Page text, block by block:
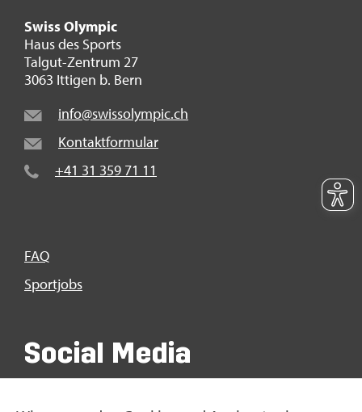
Swiss Olym­pic
Haus des Sports
Tal­gut-Zen­trum 27
3063 It­ti­gen b. Bern
info@​swi​ssol​ympi​c.​ch
Kon­takt­for­mu­lar
+41 31 359 71 11
FAQ
Sport­jobs
So­ci­al Media